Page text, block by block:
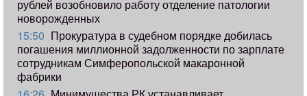
рублей возобновило работу отделение патологии
новорожденных
15:50 Прокуратура в судебном порядке добилась
погашения миллионной задолженности по зарплате
сотрудникам Симферопольской макаронной
фабрики